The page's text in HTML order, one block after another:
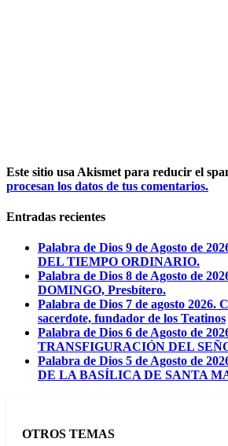
Este sitio usa Akismet para reducir el
procesan los datos de tus comentarios.
Entradas recientes
Palabra de Dios 9 de Agosto de
DEL TIEMPO ORDINARIO.
Palabra de Dios 8 de Agosto de
DOMINGO, Presbítero.
Palabra de Dios 7 de agosto 2026.
sacerdote, fundador de los Teatinos
Palabra de Dios 6 de Agosto de
TRANSFIGURACIÓN DEL
Palabra de Dios 5 de Agosto de
DE LA BASÍLICA DE SANTA
OTROS TEMAS